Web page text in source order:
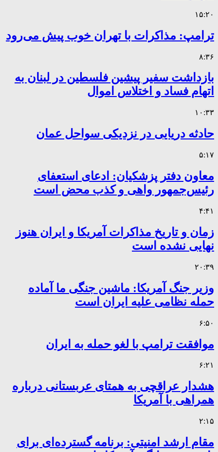
۱۵:۲۰
ترامپ: مذاکرات با تهران خوب پیش می‌رود
۸:۳۶
بازداشت سفیر پیشین فلسطین در لبنان به
اتهام فساد و اختلاس اموال
۱۰:۳۳
حادثه دریایی در نزدیکی سواحل عمان
۵:۱۷
معاون دفتر پزشکیان: ادعای استعفای
رئیس‌جمهور واهی و کذب محض است
۴:۴۱
زمان و تاریخ مذاکرات آمریکا و ایران هنوز
نهایی نشده است
۲۰:۳۹
وزیر جنگ آمریکا: ماشین جنگی ما آماده
حمله نظامی علیه ایران است
۶:۵۰
موافقت ترامپ با لغو حمله به ایران
۶:۲۱
هشدار عراقچی به همتای عربستانی درباره
همراهی با آمریکا
۲:۱۵
مقام ارشد امنیتی: برنامه گسترده‌ای برای